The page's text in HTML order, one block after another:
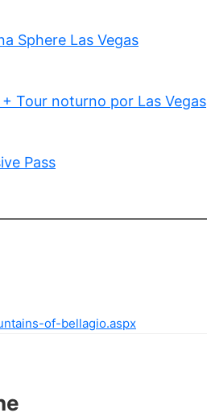
Sphere Las Vegas
Tour noturno por Las Vegas
Pass
of-bellagio.aspx